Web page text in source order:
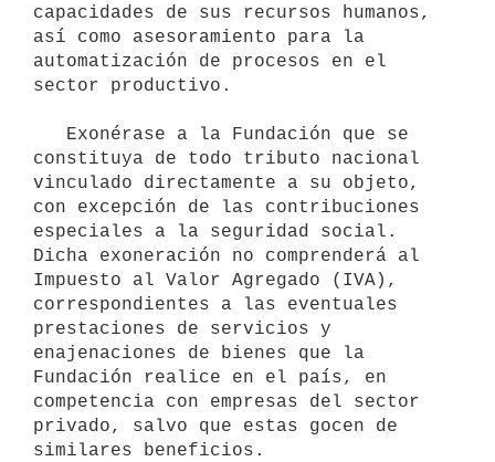
capacidades de sus recursos humanos,
así como asesoramiento para la
automatización de procesos en el
sector productivo.
constituya de todo tributo nacional
vinculado directamente a su objeto,
con excepción de las contribuciones
especiales a la seguridad social.
Dicha exoneración no comprenderá al
Impuesto al Valor Agregado (IVA),
correspondientes a las eventuales
prestaciones de servicios y
enajenaciones de bienes que la
Fundación realice en el país, en
competencia con empresas del sector
privado, salvo que estas gocen de
similares beneficios.